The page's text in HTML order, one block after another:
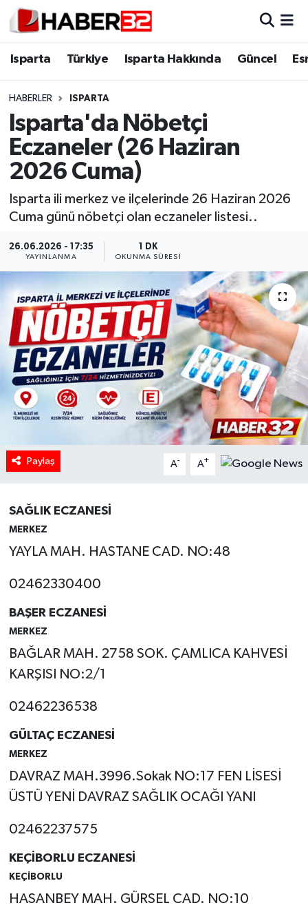
Isparta Türkiye Isparta Hakkında Güncel
HABERLER ISPARTA
Isparta'da Nöbetçi
Eczaneler (26 Haziran
2026 Cuma)
Isparta ili merkez ve ilçelerinde 26 Haziran 2026
Cuma günü nöbetçi olan eczaneler listesi..
26.06.2026 - 17:35
YAYINLANMA
1 DK
OKUNMA SÜRESI
Paylaş A- A+
SAĞLIK ECZANESİ
MERKEZ
YAYLA MAH. HASTANE CAD. NO:48
02462330400
BAŞER ECZANESİ
MERKEZ
BAĞLAR MAH. 2758 SOK. ÇAMLICA KAHVESİ
KARŞISI NO:2/1
02462236538
GÜLTAÇ ECZANESİ
MERKEZ
DAVRAZ MAH.3996.Sokak NO:17 FEN LİSESİ
ÜSTÜ YENİ DAVRAZ SAĞLIK OCAĞI YANI
02462237575
KEÇİBORLU ECZANESİ
KEÇİBORLU
HASANBEY MAH. GÜRSEL CAD. NO:10
Isparta
Esnaf Diyor ki;
ASAYİŞ
BİLİM VE TEKNOLOJİ
EĞİTİM
GENEL
Güncel
HABERDE İNSAN
İlginç
KÜLTÜR SANAT
Oyun
POLİTİKA
RESMİ İLANLAR
SAĞLIK
Spor
Tarihi Yapılarımız
Teknoloji
Yerel
İletişim
Künye
Isparta Nöbetçi Eczaneler
Isparta Trafik Yoğunluk Haritası
Süper Lig Puan Durumu ve Fikstür
Tüm Manşetler
Son Dakika Haberleri
Haber Arşivi